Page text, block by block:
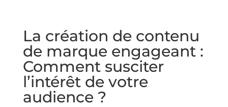
La création de contenu
de marque engageant :
Comment susciter
l’intérêt de votre
audience ?